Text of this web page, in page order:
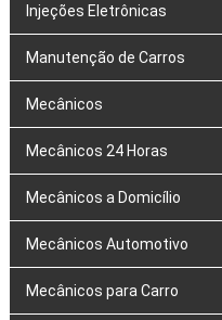
Injeções Eletrônicas
Manutenção de Carros
Mecânicos
Mecânicos 24 Horas
Mecânicos a Domicílio
Mecânicos Automotivo
Mecânicos para Carro